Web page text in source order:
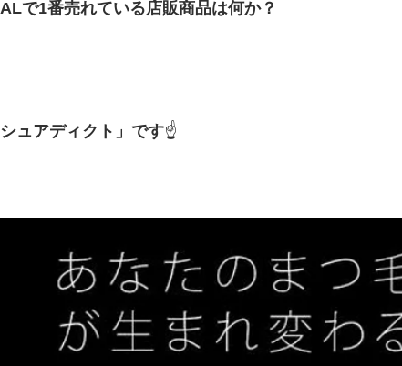
で1番売れている店販商品は何か？
ュアディクト」です☝️